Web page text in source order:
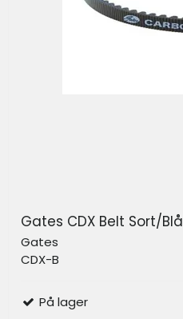
Gates CDX Belt Sort/Blå
Gates
CDX-B
På lager